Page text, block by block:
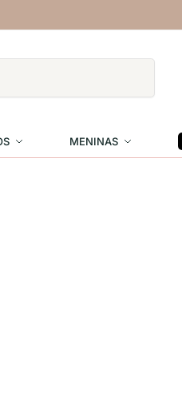
MENINAS